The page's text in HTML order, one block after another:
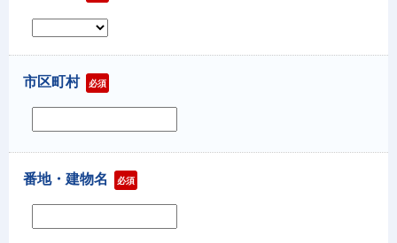
市区町村 必須
番地・建物名 必須